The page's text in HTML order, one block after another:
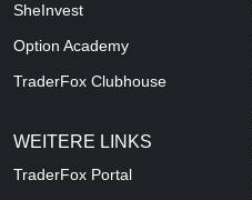
SheInvest
Option Academy
TraderFox Clubhouse
WEITERE LINKS
TraderFox Portal